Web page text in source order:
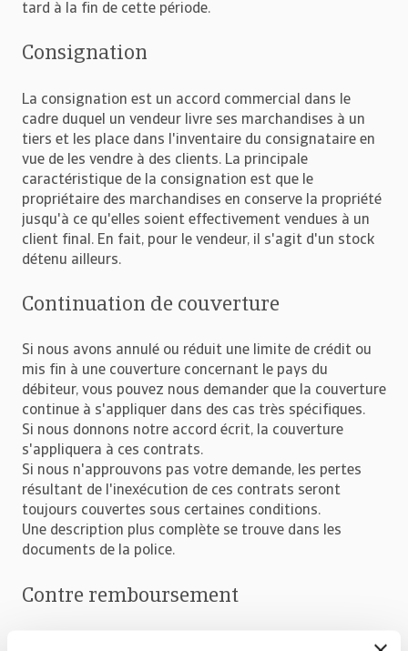
tard à la fin de cette période.
Consignation
La consignation est un accord commercial dans le
cadre duquel un vendeur livre ses marchandises à un
tiers et les place dans l'inventaire du consignataire en
vue de les vendre à des clients. La principale
caractéristique de la consignation est que le
propriétaire des marchandises en conserve la propriété
jusqu'à ce qu'elles soient effectivement vendues à un
client final. En fait, pour le vendeur, il s'agit d'un stock
détenu ailleurs.
Continuation de couverture
Si nous avons annulé ou réduit une limite de crédit ou
mis fin à une couverture concernant le pays du
débiteur, vous pouvez nous demander que la couverture
continue à s'appliquer dans des cas très spécifiques.
Si nous donnons notre accord écrit, la couverture
s'appliquera à ces contrats.
Si nous n'approuvons pas votre demande, les pertes
résultant de l'inexécution de ces contrats seront
toujours couvertes sous certaines conditions.
Une description plus complète se trouve dans les
documents de la police.
Contre remboursement
Une livraison pour laquelle le paiement est effectué à la